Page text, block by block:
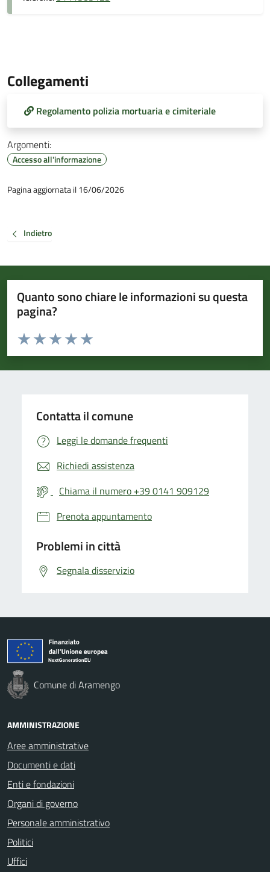
Collegamenti
Regolamento polizia mortuaria e cimiteriale
Argomenti:
Accesso all'informazione
Pagina aggiornata il 16/06/2026
Indietro
Quanto sono chiare le informazioni su questa
pagina?
Valuta da 1 a 5 stelle la pagina
Valuta 5 stelle su 5
Valuta 4 stelle su 5
Valuta 3 stelle su 5
Valuta 2 stelle su 5
Valuta 1 stelle su 5
Contatta il comune
Leggi le domande frequenti
Richiedi assistenza
Chiama il numero +39 0141 909129
Prenota appuntamento
Problemi in città
Segnala disservizio
Comune di Aramengo
AMMINISTRAZIONE
Aree amministrative
Documenti e dati
Enti e fondazioni
Organi di governo
Personale amministrativo
Politici
Uffici